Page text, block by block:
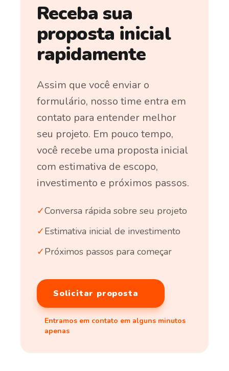
Receba sua
proposta inicial
rapidamente
Assim que você enviar o
formulário, nosso time entra em
contato para entender melhor
seu projeto. Em pouco tempo,
você recebe uma proposta inicial
com estimativa de escopo,
investimento e próximos passos.
✓Conversa rápida sobre seu projeto
✓Estimativa inicial de investimento
✓Próximos passos para começar
Solicitar proposta
Entramos em contato em alguns minutos
apenas